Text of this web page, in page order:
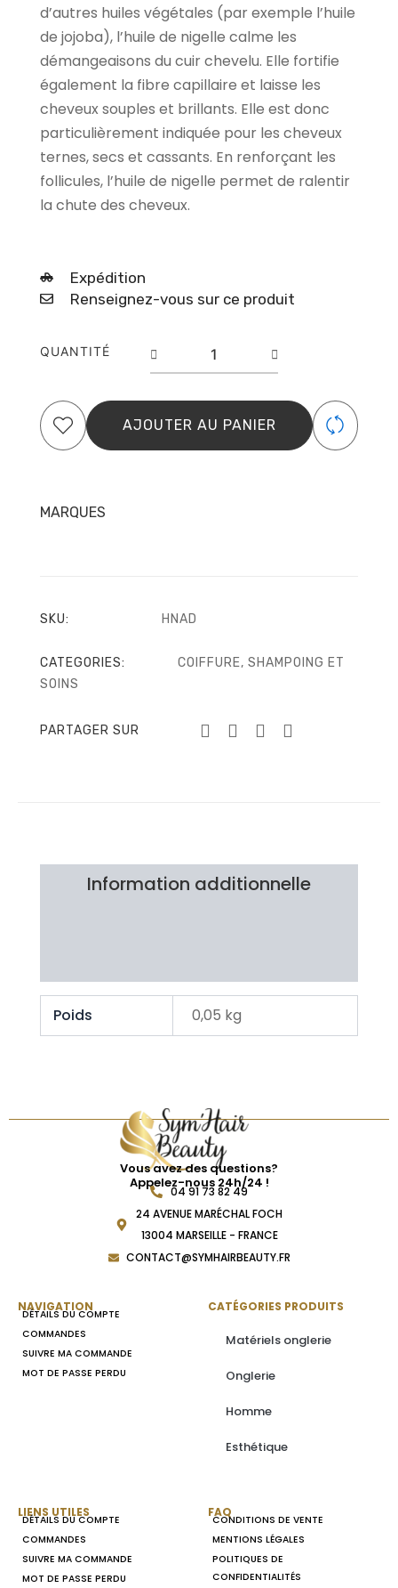
d’autres huiles végétales (par exemple l’huile
de jojoba), l’huile de nigelle calme les
démangeaisons du cuir chevelu. Elle fortifie
également la fibre capillaire et laisse les
cheveux souples et brillants. Elle est donc
particulièrement indiquée pour les cheveux
ternes, secs et cassants. En renforçant les
follicules, l’huile de nigelle permet de ralentir
la chute des cheveux.
Expédition
Renseignez-vous sur ce produit
QUANTITÉ
DE
ANNA
ET
AJOUTER AU PANIER
MARQUES
SKU: HNAD
CATEGORIES: COIFFURE, SHAMPOING ET
SOINS
PARTAGER SUR
Information additionnelle
Poids 0,05 kg
Vous avez des questions?
Appelez-nous 24h/24 !
04 91 73 82 49
24 AVENUE MARÉCHAL FOCH
13004 MARSEILLE - FRANCE
CONTACT@SYMHAIRBEAUTY.FR
NAVIGATION
DÉTAILS DU COMPTE
COMMANDES
SUIVRE MA COMMANDE
MOT DE PASSE PERDU
CATÉGORIES PRODUITS
Matériels onglerie
Onglerie
Homme
Esthétique
LIENS UTILES
DÉTAILS DU COMPTE
COMMANDES
SUIVRE MA COMMANDE
MOT DE PASSE PERDU
FAQ
CONDITIONS DE VENTE
MENTIONS LÉGALES
POLITIQUES DE
CONFIDENTIALITÉS